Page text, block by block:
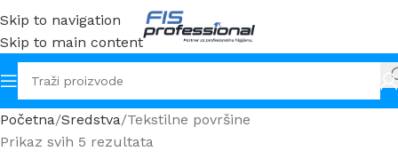
Skip to navigation
Skip to main content
Početna Sredstva Tekstilne površine
Prikaz svih 5 rezultata